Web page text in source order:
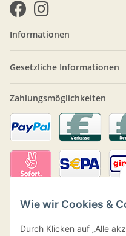
Wie wir Cookies &
Durch Klicken auf „Alle
Informationen
Gesetzliche Informationen
Zahlungsmöglichkeiten